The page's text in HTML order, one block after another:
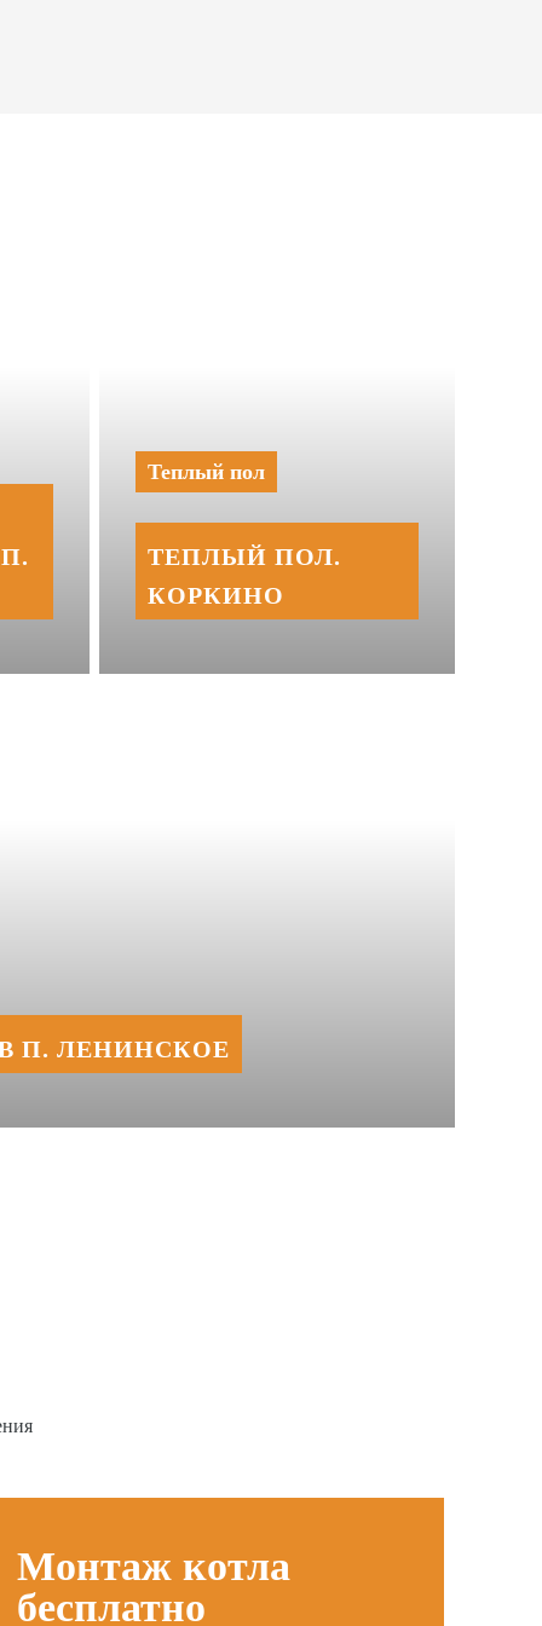
Теплый пол
ТЕПЛЫЙ ПОЛ.
КОРКИНО
П. ЛЕНИНСКОЕ
Монтаж котла
бесплатно